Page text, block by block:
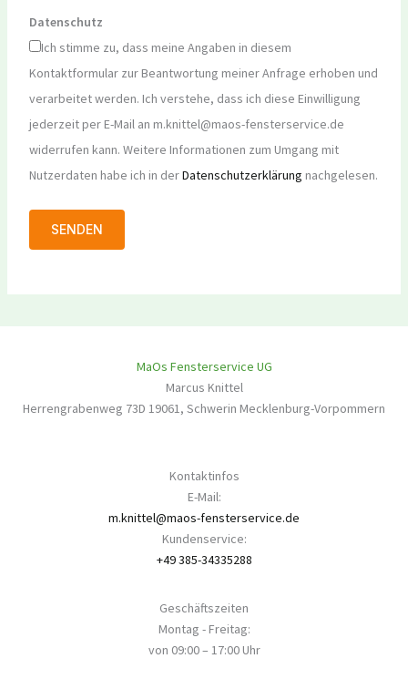
Datenschutz
Ich stimme zu, dass meine Angaben in diesem
Kontaktformular zur Beantwortung meiner Anfrage erhoben und
verarbeitet werden. Ich verstehe, dass ich diese Einwilligung
jederzeit per E-Mail an m.knittel@maos-fensterservice.de
widerrufen kann. Weitere Informationen zum Umgang mit
Nutzerdaten habe ich in derDatenschutzerklärung nachgelesen.
MaOs Fensterservice UG
Marcus Knittel
Herrengrabenweg 73D 19061, Schwerin Mecklenburg-Vorpommern
Kontaktinfos
E-Mail:
m.knittel@maos-fensterservice.de
Kundenservice:
+49 385-34335288
Geschäftszeiten
Montag - Freitag:
von 09:00 – 17:00 Uhr